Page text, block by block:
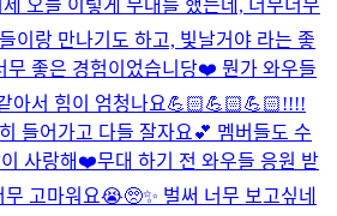
오늘 이렇게 무대를 했는데, 너무너무
이랑 만나기도 하고, 빛날거야 라는 좋
무 좋은 경험이었습니당❤️ 뭔가 와우들
아서 힘이 엄청나요💪🏻💪🏻💪🏻!!!!
들어가고 다들 잘자요💕 멤버들도 수
이 사랑해❤️무대 하기 전 와우들 응원 받
고마워요😭🥺✨ 벌써 너무 보고싶네